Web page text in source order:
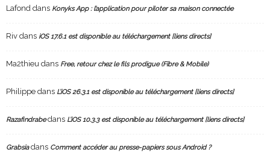
Lafond dans Konyks App : l’application pour piloter sa maison connectée
Riv dans iOS 17.6.1 est disponible au téléchargement [liens directs]
Ma2thieu dans Free, retour chez le fils prodigue (Fibre & Mobile)
Philippe dans L’iOS 26.3.1 est disponible au téléchargement [liens directs]
Razafindrabedans L’iOS 10.3.3 est disponible au téléchargement [liens directs]
Grabsiadans Comment accéder au presse-papiers sous Android ?